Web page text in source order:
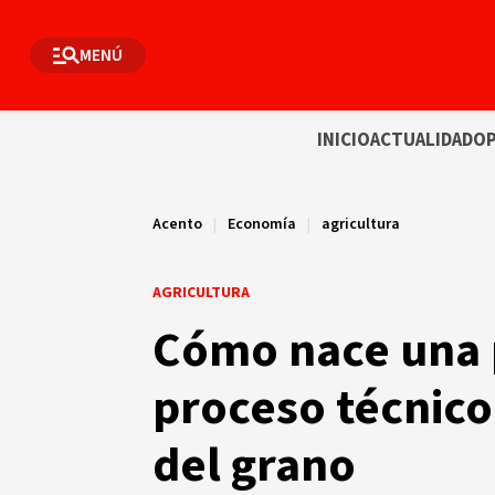
MENÚ
INICIOACTUALIDAD
Acento | Economía | agricultura
AGRICULTURA
Cómo nace
proceso
del grano